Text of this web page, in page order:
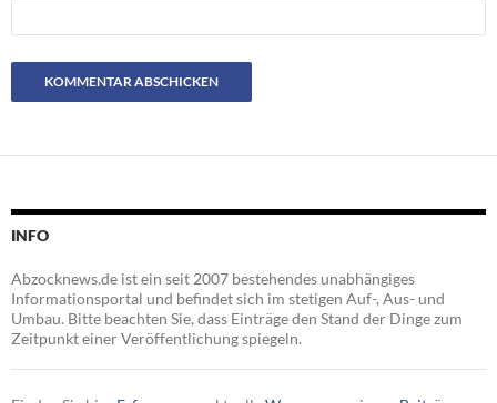
INFO
Abzocknews.de ist ein seit 2007 bestehendes unabhängiges
Informationsportal und befindet sich im stetigen Auf-, Aus- und
Umbau. Bitte beachten Sie, dass Einträge den Stand der Dinge zum
Zeitpunkt einer Veröffentlichung spiegeln.